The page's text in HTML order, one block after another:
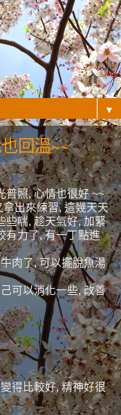
▼
回溫~~
普照, 心情也很好 ~~
出來練習, 這幾天天
些喘, 趁天氣好, 加緊
有力了, 有一丁點進
肉了, 可以擺脫魚湯
可以消化一些, 改善
得比較好, 精神好很